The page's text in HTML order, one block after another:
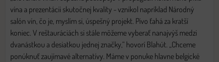
vína a prezentácii skutočnej kvality - vznikol napríklad Národný
salón vín, čo je, myslím si, úspešný projekt. Pivo ťahá za kratší
koniec. V reštauráciách si stále môžeme vyberať nanajvýš medzi
dvanástkou a desiatkou jednej značky,“ hovorí Blahút. „Chceme
ponúknuť zaujímavé alternatívy. Máme v ponuke hlavne belgické